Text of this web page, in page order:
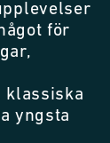
för
klassiska
yngsta